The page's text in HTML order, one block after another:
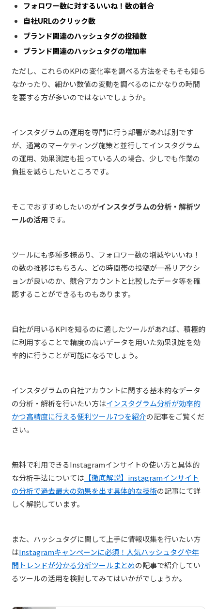
フォロワー数に対するいいね！数の割合
自社URLのクリック数
ブランド関連のハッシュタグの投稿数
ブランド関連のハッシュタグの増加率
ただし、これらのKPIの変化率を調べる方法をそもそも知ら
なかったり、細かい数値の変動を調べるのにかなりの時間
を要する方が多いのではないでしょうか。
インスタグラムの運用を専門に行う部署があれば別です
が、通常のマーケティング施策と並行してインスタグラム
の運用、効果測定も担っている人の場合、少しでも作業の
負担を減らしたいところです。
そこでおすすめしたいのがインスタグラムの分析・解析ツ
ールの活用です。
ツールにも多種多様あり、フォロワー数の増減やいいね！
の数の推移はもちろん、どの時間帯の投稿が一番リアクシ
ョンが良いのか、競合アカウントと比較したデータ等を確
認することができるものもあります。
自社が用いるKPIを知るのに適したツールがあれば、積極的
に利用することで精度の高いデータを用いた効果測定を効
率的に行うことが可能になるでしょう。
インスタグラムの自社アカウントに関する基本的なデータ
の分析・解析を行いたい方はインスタグラム分析が効率的
かつ高精度に行える便利ツール7つを紹介の記事をご覧くだ
さい。
無料で利用できるInstagramインサイトの使い方と具体的
な分析手法については 【徹底解説】instagramインサイト
の分析で過去最大の効果を出す具体的な技術の記事にて詳
しく解説しています。
また、ハッシュタグに関して上手に情報収集を行いたい方
はInstagramキャンペーンに必須！人気ハッシュタグや年
間トレンドが分かる分析ツールまとめの記事で紹介してい
るツールの活用を検討してみてはいかがでしょうか。